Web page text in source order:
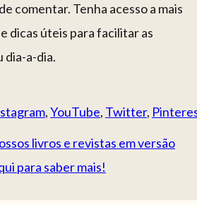
comentar. Tenha acesso a mais
dicas úteis para facilitar as
dia-a-dia.
,YouTube, Twitter,
livros e revistas em versão
para saber mais!